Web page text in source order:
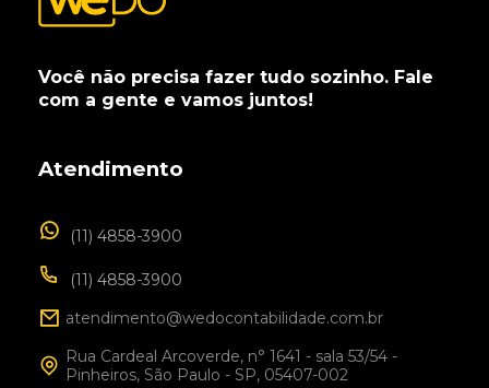
Você não precisa fazer tudo sozinho. Fale
com a gente e vamos juntos!
Atendimento
(11) 4858-3900
(11) 4858-3900
atendimento@wedocontabilidade.com.br
Rua Cardeal Arcoverde, n° 1641 - sala 53/54 -
Pinheiros, São Paulo - SP, 05407-002